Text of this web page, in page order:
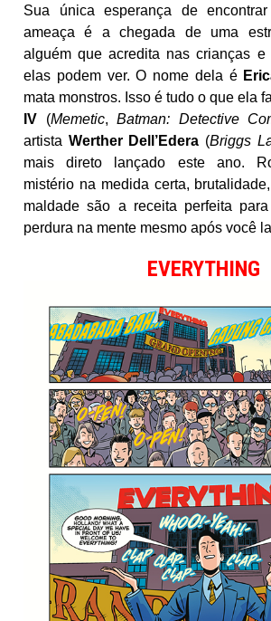
Sua única esperança de
ameaça é a chegada de uma
alguém que acredita nas crianças
elas podem ver. O nome dela é
mata monstros. Isso é tudo o que ela
IV (Memetic,Batman: Detective
artista Werther Dell’Edera (Briggs
mais direto lançado este ano.
mistério na medida certa,
maldade são a receita perfeita
perdura na mente mesmo após você
EVERYTHING